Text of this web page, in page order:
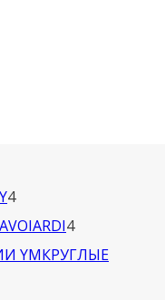
44
товара44
товара
КРУГЛЫЕ